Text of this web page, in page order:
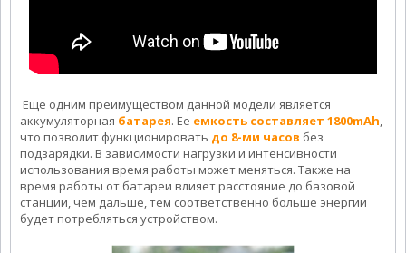
Еще одним преимуществом данной модели является
аккумуляторная батарея. Ее емкость составляет 1800mAh,
что позволит функционировать до 8-ми часов без
подзарядки. В зависимости нагрузки и интенсивности
использования время работы может меняться. Также на
время работы от батареи влияет расстояние до базовой
станции, чем дальше, тем соответственно больше энергии
будет потребляться устройством.